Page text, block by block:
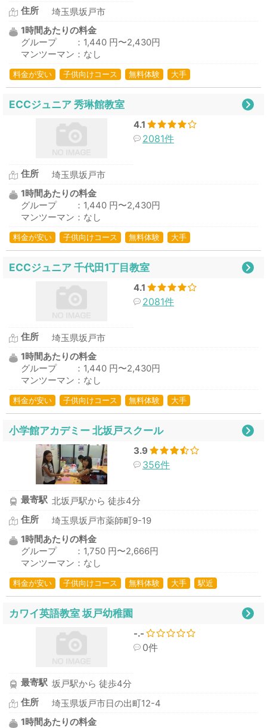
住所
埼玉県坂戸市
1時間あたりの料金
グループ ：1,440 円〜2,430円
マンツーマン：なし
料金が安い 子供向けコース 無料体験 大手
ECCジュニア 秀琳館教室
4.1
2081件
住所
埼玉県坂戸市
1時間あたりの料金
グループ ：1,440 円〜2,430円
マンツーマン：なし
料金が安い 子供向けコース 無料体験 大手
ECCジュニア 千代田1丁目教室
4.1
2081件
住所
埼玉県坂戸市
1時間あたりの料金
グループ ：1,440 円〜2,430円
マンツーマン：なし
料金が安い 子供向けコース 無料体験 大手
小学館アカデミー 北坂戸スクール
3.9
356件
最寄駅 北坂戸駅から 徒歩4分
住所
埼玉県坂戸市薬師町9-19
1時間あたりの料金
グループ ：1,750 円〜2,666円
マンツーマン：なし
料金が安い 子供向けコース 無料体験 大手 駅近
カワイ英語教室 坂戸幼稚園
-.-
0件
最寄駅 坂戸駅から 徒歩4分
住所
埼玉県坂戸市日の出町12-4
1時間あたりの料金